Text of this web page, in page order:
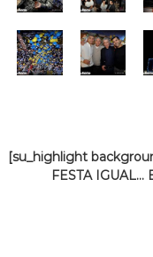
[su_highlight
FESTA IGUAL…